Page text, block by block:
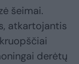
šeimai.
atkartojantis
derėtų